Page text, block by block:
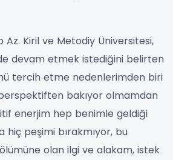
Az. Kiril ve Metodiy Üniversitesi,
devam etmek istediğini belirten
tercih etme nedenlerimden biri
bakıyor olmamdan
enerjim hep benimle geldiği
hiç peşimi bırakmıyor, bu
olan ilgi ve alakam, istek